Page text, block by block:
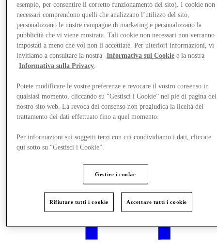
Novità
esempio, per consentire il corretto funzionamento del sito). I cookie non
necessari comprendono quelli che analizzano l’utilizzo del sito,
personalizzano le nostre campagne di marketing e personalizzano la
pubblicità che vi viene mostrata. Tali cookie non necessari non verranno
impostati a meno che voi non li accettiate. Per ulteriori informazioni, vi
invitiamo a consultare la nostra
Informativa sui Cookie e la nostra
Informativa sulla Privacy
Potete modificare le vostre preferenze e revocare il vostro consenso in
qualsiasi momento, cliccando su “Gestisci i Cookie” nel piè di pagina del
nostro sito web. La revoca del consenso non pregiudica la liceità del
trattamento dei dati effettuato fino a quel momento.
Per informazioni sui soggetti terzi con cui condividiamo i dati, cliccate
qui sotto su “Gestisci i Cookie”.
Gestire i cookie
Rifiutare tutti i cookie Accettare tutti i cookie